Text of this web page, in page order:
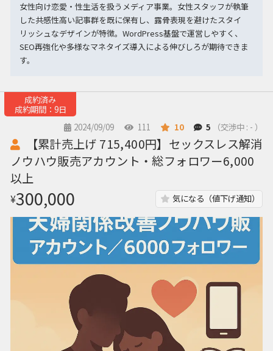
女性向け恋愛・性生活を扱うメディア事業。女性スタッフが執筆
した共感性高い記事群を既に保有し、露骨表現を避けたスタイ
リッシュなデザインが特徴。WordPress基盤で運営しやすく、
SEO再強化や多様なマネタイズ導入による伸びしろが期待できま
す。
成約済み
成約期間：9日
2024/09/09
111 10 5 （交渉中 : - ）
【累計売上げ 715,400円】セックスレス解消
ノウハウ販売アカウント・総フォロワー6,000
以上
¥300,000 気になる（値下げ通知）